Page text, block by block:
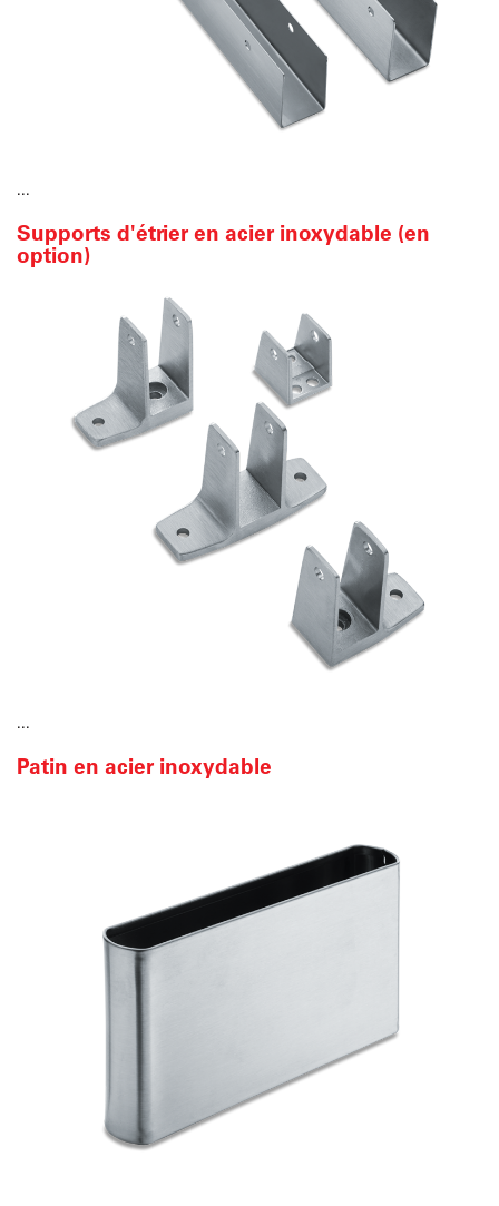
...
Supports d'étrier en acier inoxydable (en
option)
...
Patin en acier inoxydable